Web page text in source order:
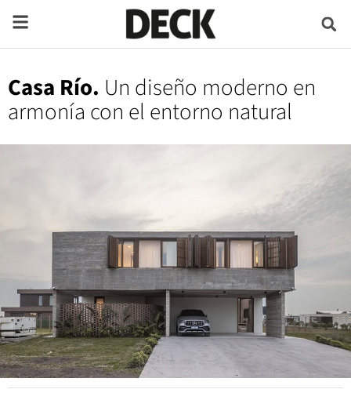
Casa Río. Un diseño moderno en
armonía con el entorno natural